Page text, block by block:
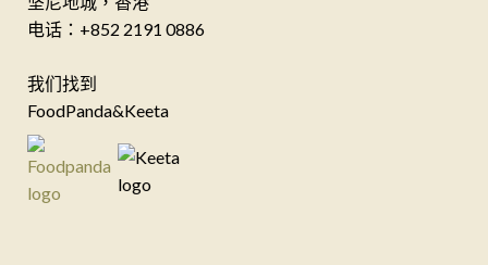
电话：+852 2191 0886
我们找到
FoodPanda&Keeta